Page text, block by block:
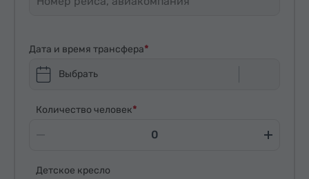
Дата и время трансфера
Выбрать
Количество человек
Детское кресло